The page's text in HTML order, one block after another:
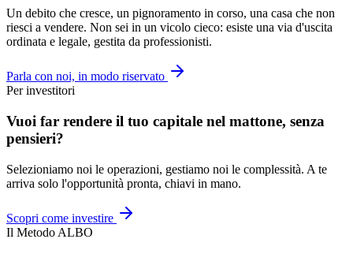
Un debito che cresce, un pignoramento in corso, una casa che non
riesci a vendere. Non sei in un vicolo cieco: esiste una via d'uscita
ordinata e legale, gestita da professionisti.
Parla con noi, in modo riservato
Per investitori
Vuoi far rendere il tuo capitale nel mattone, senza
pensieri?
Selezioniamo noi le operazioni, gestiamo noi le complessità. A te
arriva solo l'opportunità pronta, chiavi in mano.
Scopri come investire
Il Metodo ALBO